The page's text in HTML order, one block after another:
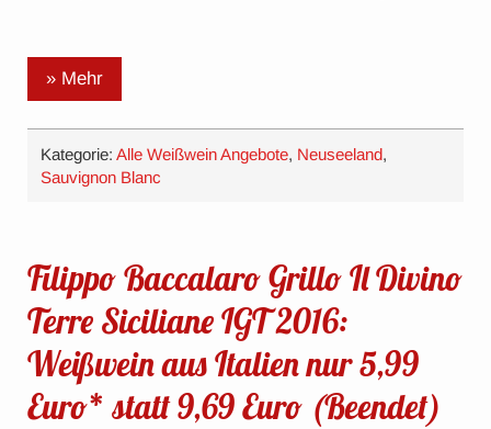
» Mehr
Kategorie:Alle Weißwein Angebote, Neuseeland,
Sauvignon Blanc
Filippo Baccalaro Grillo Il Divino
Terre Siciliane IGT 2016:
Weißwein aus Italien nur 5,99
Euro* statt 9,69 Euro (Beendet)